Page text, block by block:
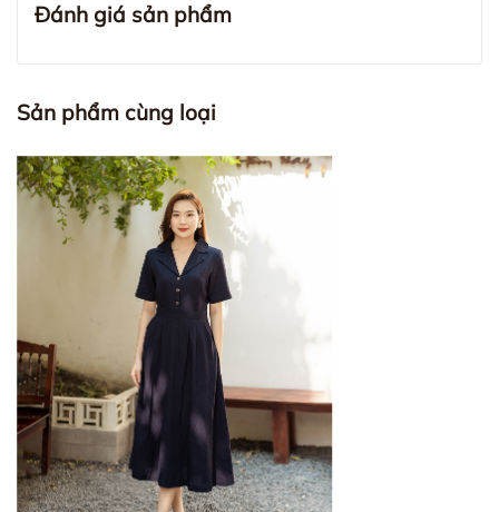
Đánh giá sản phẩm
Sản phẩm cùng loại